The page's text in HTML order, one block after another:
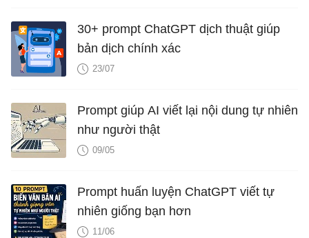
30+ prompt ChatGPT dịch thuật giúp
bản dịch chính xác
23/07
Prompt giúp AI viết lại nội dung tự nhiên
như người thật
09/05
Prompt huấn luyện ChatGPT viết tự
nhiên giống bạn hơn
11/06